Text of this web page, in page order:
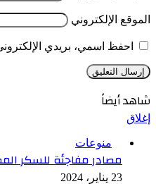
الموقع الإلكتروني
احفظ اسمي، بريدي
شاهد أيضاً
إغلاق
منوعات
مصادر مفاجئة للسكر
23 يناير، 2024